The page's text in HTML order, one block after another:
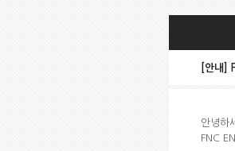
[안내]
안녕하
FNC